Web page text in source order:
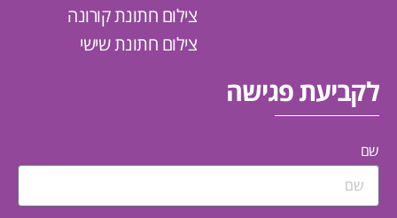
צילום חתונת קורונה
צילום חתונת שישי
לקביעת פגישה
שם